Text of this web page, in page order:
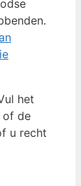
het
of de
u recht